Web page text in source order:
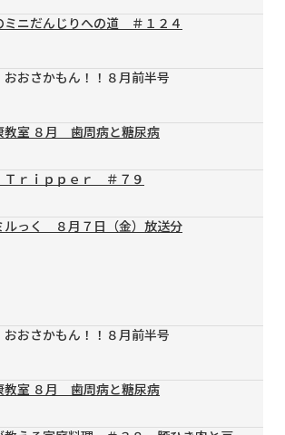
ミニだんじりへの道 ＃１２４
おおさかもん！！８月前半号
教室 ８月 歯周病と糖尿病
ｒｉｐｐｅｒ ＃７９
ルっく ８月７日（金）放送分
おおさかもん！！８月前半号
教室 ８月 歯周病と糖尿病